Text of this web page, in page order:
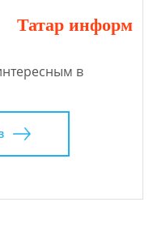
Татар информ
в